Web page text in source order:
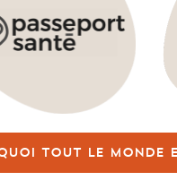
tout le monde